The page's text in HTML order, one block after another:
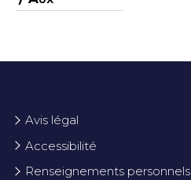
Avis légal
Accessibilité
Renseignements personnels